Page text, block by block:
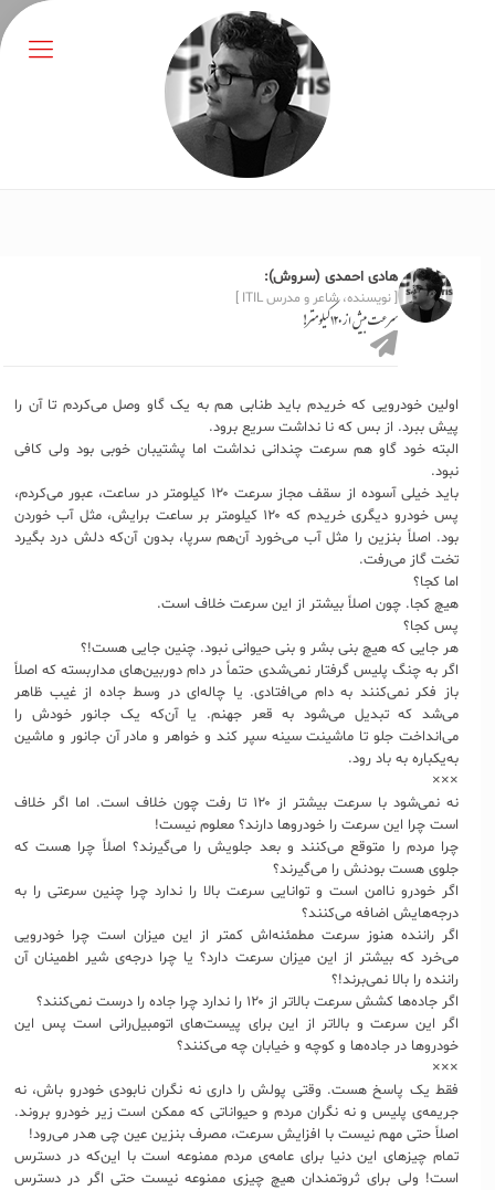
هادی احمدی (سروش):
[ نویسنده، شاعر و مدرس ITIL ]
سرعت بیش از ۱۲۰ کیلومتر!
اولین خودرویی که خریدم باید طنابی هم به یک گاو وصل می‌کردم تا آن را
پیش ببرد. از بس که نا نداشت سریع برود.
البته خود گاو هم سرعت چندانی نداشت اما پشتیبان خوبی بود ولی کافی
نبود.
باید خیلی آسوده از سقف مجاز سرعت ۱۲۰ کیلومتر در ساعت، عبور می‌کردم،
پس خودرو دیگری خریدم که ۱۲۰ کیلومتر بر ساعت برایش، مثل آب خوردن
بود. اصلاً بنزین را مثل آب می‌خورد آن‌هم سرپا، بدون آن‌که دلش درد بگیرد
تخت گاز می‌رفت.
اما کجا؟
هیچ کجا. چون اصلاً بیشتر از این سرعت خلاف است.
پس کجا؟
هر جایی که هیچ بنی بشر و بنی حیوانی نبود. چنین جایی هست!؟
اگر به چنگ پلیس گرفتار نمی‌شدی حتماً در دام دوربین‌های مداربسته که اصلاً
باز فکر نمی‌کنند به دام می‌افتادی. یا چاله‌ای در وسط جاده از غیب ظاهر
می‌شد که تبدیل می‌شود به قعر جهنم. یا آن‌که یک جانور خودش را
می‌انداخت جلو تا ماشینت سینه سپر کند و خواهر و مادر آن جانور و ماشین
به‌یکباره به باد رود.
×××
نه نمی‌شود با سرعت بیشتر از ۱۲۰ تا رفت چون خلاف است. اما اگر خلاف
است چرا این سرعت را خودروها دارند؟ معلوم نیست!
چرا مردم را متوقع می‌کنند و بعد جلویش را می‌گیرند؟ اصلاً چرا هست که
جلوی هست بودنش را می‌گیرند؟
اگر خودرو ناامن است و توانایی سرعت بالا را ندارد چرا چنین سرعتی را به
درجه‌هایش اضافه می‌کنند؟
اگر راننده هنوز سرعت مطمئنه‌اش کمتر از این میزان است چرا خودرویی
می‌خرد که بیشتر از این میزان سرعت دارد؟ یا چرا درجه‌ی شیر اطمینان آن
راننده را بالا نمی‌برند!؟
اگر جاده‌ها کشش سرعت بالاتر از ۱۲۰ را ندارد چرا جاده را درست نمی‌کنند؟
اگر این سرعت و بالاتر از این برای پیست‌های اتومبیل‌رانی است پس این
خودروها در جاده‌ها و کوچه و خیابان چه می‌کنند؟
×××
فقط یک پاسخ هست. وقتی پولش را داری نه نگران نابودی خودرو باش، نه
جریمه‌ی پلیس و نه نگران مردم و حیواناتی که ممکن است زیر خودرو بروند.
اصلاً حتی مهم نیست با افزایش سرعت، مصرف بنزین عین چی هدر می‌رود!
تمام چیزهای این دنیا برای عامه‌ی مردم ممنوعه است با این‌که در دسترس
است! ولی برای ثروتمندان هیچ چیزی ممنوعه نیست حتی اگر در دسترس